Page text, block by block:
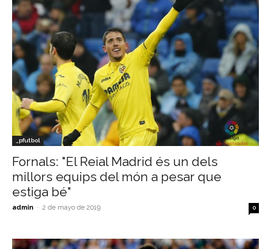
_pfutbol
Fornals: "El Reial Madrid és un dels
millors equips del món a pesar que
estiga bé"
admin - 2 de mayo de 2019 0